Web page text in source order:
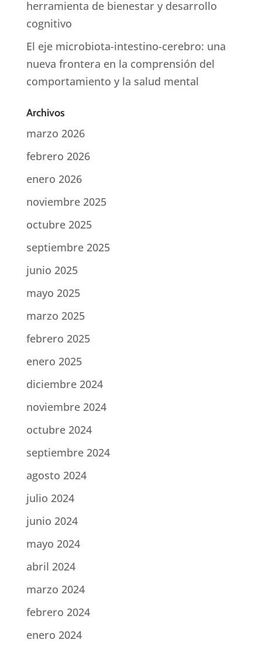
herramienta de bienestar y desarrollo
cognitivo
El eje microbiota-intestino-cerebro: una
nueva frontera en la comprensión del
comportamiento y la salud mental
Archivos
marzo 2026
febrero 2026
enero 2026
noviembre 2025
octubre 2025
septiembre 2025
junio 2025
mayo 2025
marzo 2025
febrero 2025
enero 2025
diciembre 2024
noviembre 2024
octubre 2024
septiembre 2024
agosto 2024
julio 2024
junio 2024
mayo 2024
abril 2024
marzo 2024
febrero 2024
enero 2024